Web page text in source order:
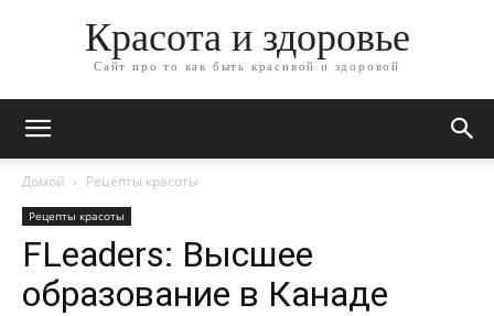
Красота и здоровье
Сайт про то как быть красивой и здоровой
Домой Рецепты красоты
Рецепты красоты
FLeaders: Высшее
образование в Канаде